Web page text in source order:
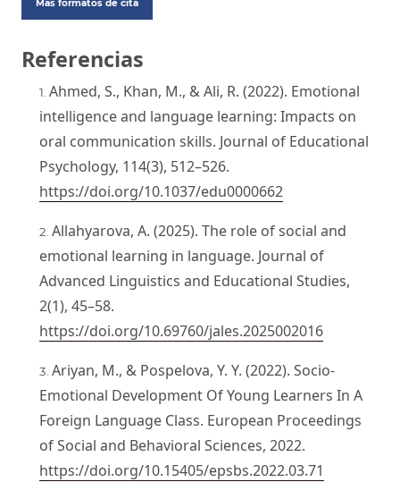
Más formatos de cita
Referencias
Ahmed, S., Khan, M., & Ali, R. (2022). Emotional
intelligence and language learning: Impacts on
oral communication skills. Journal of Educational
Psychology, 114(3), 512–526.
https://doi.org/10.1037/edu0000662
Allahyarova, A. (2025). The role of social and
emotional learning in language. Journal of
Advanced Linguistics and Educational Studies,
2(1), 45–58.
https://doi.org/10.69760/jales.2025002016
Ariyan, M., & Pospelova, Y. Y. (2022). Socio-
Emotional Development Of Young Learners In A
Foreign Language Class. European Proceedings
of Social and Behavioral Sciences, 2022.
https://doi.org/10.15405/epsbs.2022.03.71